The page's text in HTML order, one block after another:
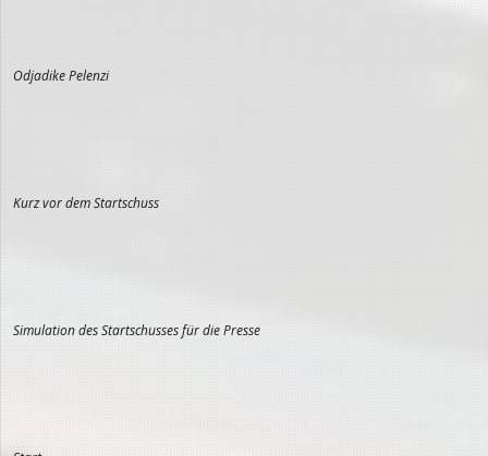
Odjadike Pelenzi
Kurz vor dem Startschuss
Simulation des Startschusses für die Presse